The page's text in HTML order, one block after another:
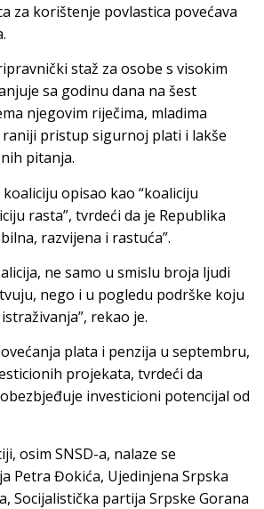
za korištenje povlastica povećava
staž za osobe s visokim
sa godinu dana na šest
njegovim riječima, mladima
pristup sigurnoj plati i lakše
pitanja.
opisao kao “koaliciju
rasta”, tvrdeći da je Republika
razvijena i rastuća”.
ne samo u smislu broja ljudi
nego i u pogledu podrške koju
rekao je.
plata i penzija u septembru,
projekata, tvrdeći da
investicioni potencijal od
osim SNSD-a, nalaze se
Petra Đokića, Ujedinjena Srpska
Socijalistička partija Srpske Gorana